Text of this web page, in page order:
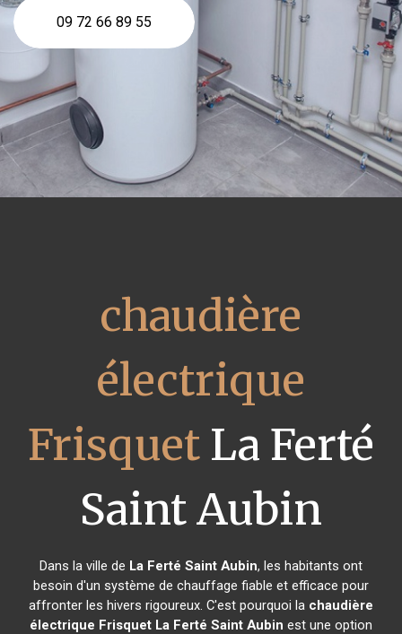
09 72 66 89 55
chaudière
électrique
FrisquetLa Ferté
Saint Aubin
Dans la ville de La Ferté Saint Aubin, les habitants ont
besoin d'un système de chauffage fiable et efficace pour
affronter les hivers rigoureux. C'est pourquoi la chaudière
électrique Frisquet La Ferté Saint Aubin est une option